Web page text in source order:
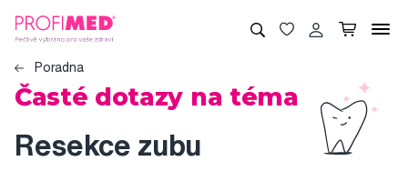
Poradna
Časté dotazy na téma
Resekce zubu